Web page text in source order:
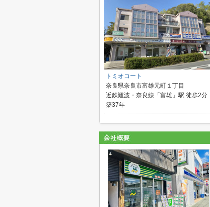
トミオコート
奈良県奈良市富雄元町１丁目
近鉄難波・奈良線「富雄」駅 徒歩2分
築37年